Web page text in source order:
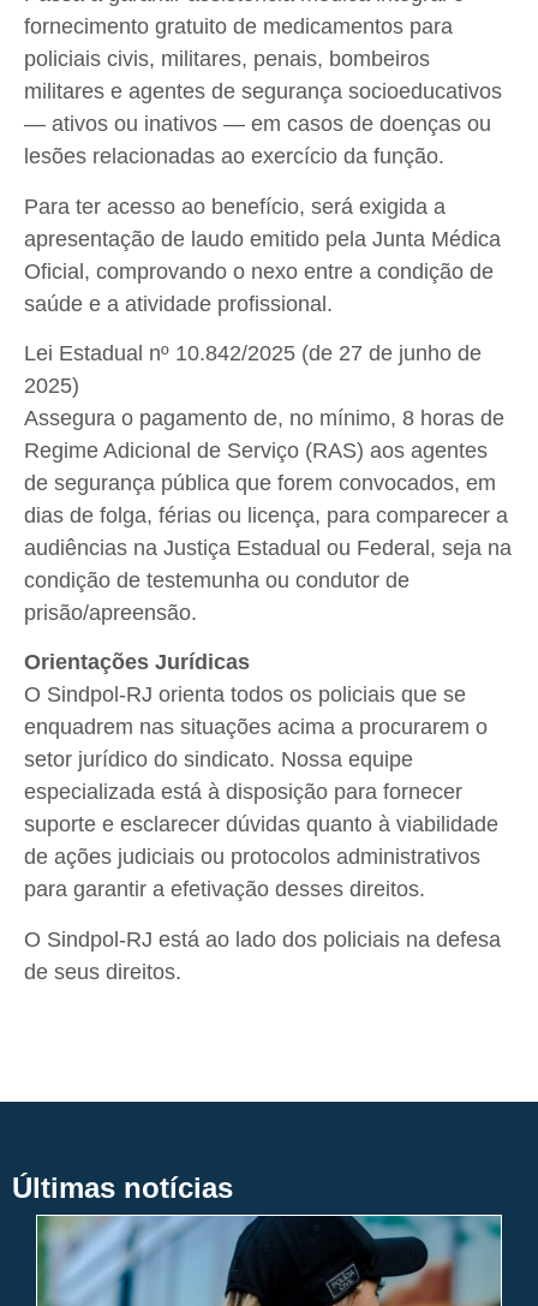
fornecimento gratuito de medicamentos para
policiais civis, militares, penais, bombeiros
militares e agentes de segurança socioeducativos
— ativos ou inativos — em casos de doenças ou
lesões relacionadas ao exercício da função.
Para ter acesso ao benefício, será exigida a
apresentação de laudo emitido pela Junta Médica
Oficial, comprovando o nexo entre a condição de
saúde e a atividade profissional.
Lei Estadual nº 10.842/2025 (de 27 de junho de
2025)
Assegura o pagamento de, no mínimo, 8 horas de
Regime Adicional de Serviço (RAS) aos agentes
de segurança pública que forem convocados, em
dias de folga, férias ou licença, para comparecer a
audiências na Justiça Estadual ou Federal, seja na
condição de testemunha ou condutor de
prisão/apreensão.
Orientações Jurídicas
O Sindpol-RJ orienta todos os policiais que se
enquadrem nas situações acima a procurarem o
setor jurídico do sindicato. Nossa equipe
especializada está à disposição para fornecer
suporte e esclarecer dúvidas quanto à viabilidade
de ações judiciais ou protocolos administrativos
para garantir a efetivação desses direitos.
O Sindpol-RJ está ao lado dos policiais na defesa
de seus direitos.
Últimas notícias